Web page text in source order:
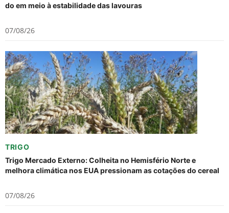
do em meio à estabilidade das lavouras
07/08/26
TRIGO
Trigo Mercado Externo: Colheita no Hemisfério Norte e
melhora climática nos EUA pressionam as cotações do cereal
07/08/26